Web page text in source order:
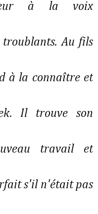
à la voix
troublants. Au fils
à la connaître et
Il trouve son
travail et
s'il n'était pas